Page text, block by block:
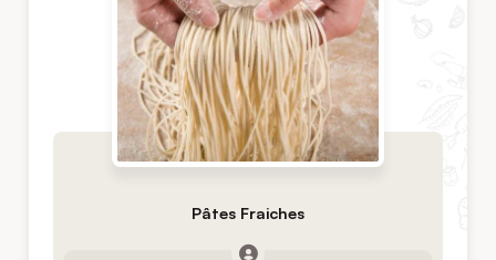
Pâtes Fraiches